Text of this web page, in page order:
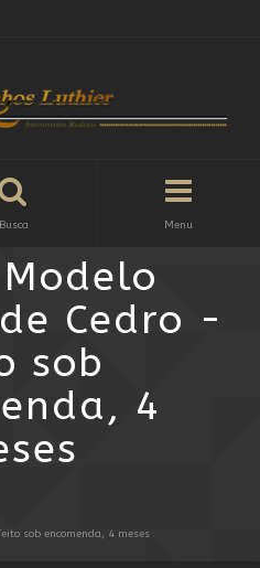
Menu
Busca
Cedro -
sob
4
sob encomenda, 4 meses